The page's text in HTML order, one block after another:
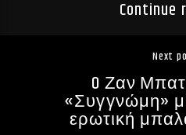
Continue
Next
O Ζαν
«Συγγνώμη»
ερωτική